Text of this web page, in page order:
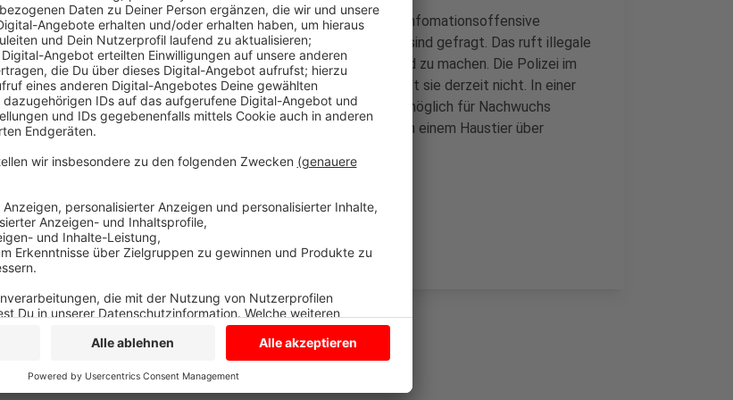
Daa Bundeslandwirtschaftsministerium hat eine entsprechende Infomationsoffensive
gestartet. Haustiere boomen in diesen Zeiten, besonders Hunde sind gefragt. Das ruft illegale
Händler auf den Plan, sie nutzen den Boom aus, um schnelles Geld zu machen. Die Polizei im
Kreis Coesfeld ist alarmiert, doch in einem konkreten Fall ermittelt sie derzeit nicht. In einer
Art Massentierhaltung müssen Hündinnen im Ausland so oft wie möglich für Nachwuchs
sorgen. Tierärzte im Kreis Coesfeld empfehlen beim Wunsch nach einem Haustier über
Bundeslandwirtschaftsministeriums.
Anzeige